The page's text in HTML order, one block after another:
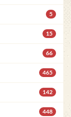
5
15
66
465
142
448